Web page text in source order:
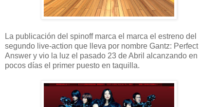
La publicación del spinoff marca el marca el estreno del
segundo live-action que lleva por nombre Gantz: Perfect
Answer y vio la luz el pasado 23 de Abril alcanzando en
pocos días el primer puesto en taquilla.